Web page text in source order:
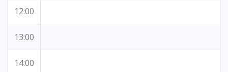
12:00
13:00
14:00